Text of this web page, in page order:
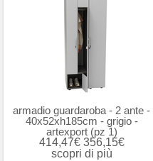
armadio guardaroba - 2 ante -
40x52xh185cm - grigio -
artexport (pz 1)
414,47€356,15€
scopri di più